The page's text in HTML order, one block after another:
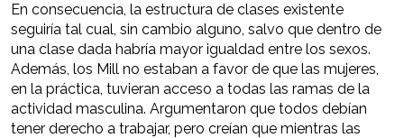
En consecuencia, la estructura de clases existente
seguiría tal cual, sin cambio alguno, salvo que dentro de
una clase dada habría mayor igualdad entre los sexos.
Además, los Mill no estaban a favor de que las mujeres,
en la práctica, tuvieran acceso a todas las ramas de la
actividad masculina. Argumentaron que todos debían
tener derecho a trabajar, pero creían que mientras las